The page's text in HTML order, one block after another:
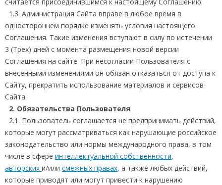
1.3. Администрация Сайта вправе в любое время в
одностороннем порядке изменять условия настоящего
Соглашения. Такие изменения вступают в силу по истечении
3 (Трех) дней с момента размещения новой версии
Соглашения на сайте. При несогласии Пользователя с
внесенными изменениями он обязан отказаться от доступа к
Сайту, прекратить использование материалов и сервисов
Сайта.
2. Обязательства Пользователя
2.1. Пользователь соглашается не предпринимать действий,
которые могут рассматриваться как нарушающие российское
законодательство или нормы международного права, в том
числе в сфере интеллектуальной собственности,
авторских и/или смежных правах, а также любых действий,
которые приводят или могут привести к нарушению